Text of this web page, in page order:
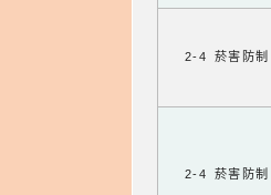
2-4 菸害防制
2-4 菸害防制